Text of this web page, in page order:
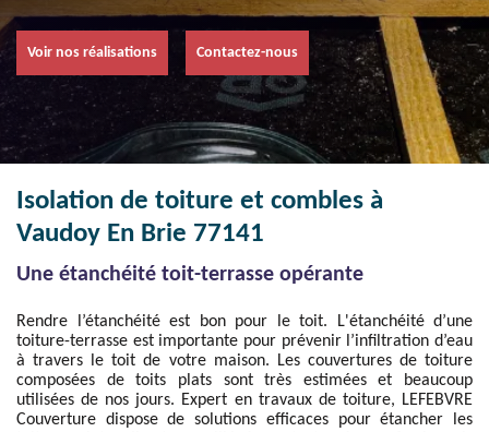
Voir nos réalisations Contactez-nous
Isolation de toiture et combles à
Vaudoy En Brie 77141
Une étanchéité toit-terrasse opérante
Rendre l’étanchéité est bon pour le toit. L'étanchéité d’une
toiture-terrasse est importante pour prévenir l’infiltration d’eau
à travers le toit de votre maison. Les couvertures de toiture
composées de toits plats sont très estimées et beaucoup
utilisées de nos jours. Expert en travaux de toiture, LEFEBVRE
Couverture dispose de solutions efficaces pour étancher les